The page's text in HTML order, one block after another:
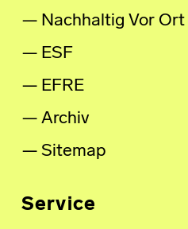
Nachhaltig Vor Ort
ESF
EFRE
Archiv
Sitemap
Service